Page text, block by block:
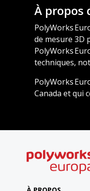
À propos
PolyWorks
de mesure 3D
PolyWorks
techniques,
PolyWorks
Canada et qui